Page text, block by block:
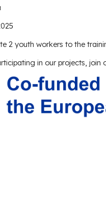
2youth workers to the
in our projects, join